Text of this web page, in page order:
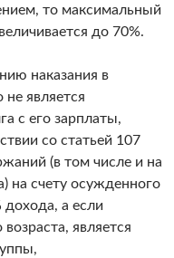
то максимальный
до 70%.
наказания в
является
с его зарплаты,
со статьей 107
(в том числе и на
на счету осужденного
дохода, а если
является